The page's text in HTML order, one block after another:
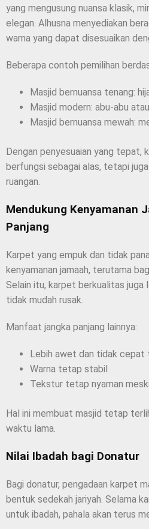
yang mengusung nuansa klasik,
elegan. Alhusna menyediakan
warna yang dapat disesuaikan
Beberapa contoh pemilihan
Masjid bernuansa tenang:
Masjid modern: abu-abu
Masjid bernuansa mewah:
Dengan penyesuaian yang tepat,
berfungsi sebagai alas, tetapi
ruangan.
Mendukung Kenyamanan
Panjang
Karpet yang empuk dan tidak
kenyamanan jamaah, terutama
Selain itu, karpet berkualitas juga
tidak mudah rusak.
Manfaat jangka panjang lainnya:
Lebih awet dan tidak cepat
Warna tetap stabil
Tekstur tetap nyaman
Hal ini membuat masjid tetap
waktu lama.
Nilai Ibadah bagi Donatur
Bagi donatur, pengadaan karpet
bentuk sedekah jariyah. Selama
untuk ibadah, pahala akan terus